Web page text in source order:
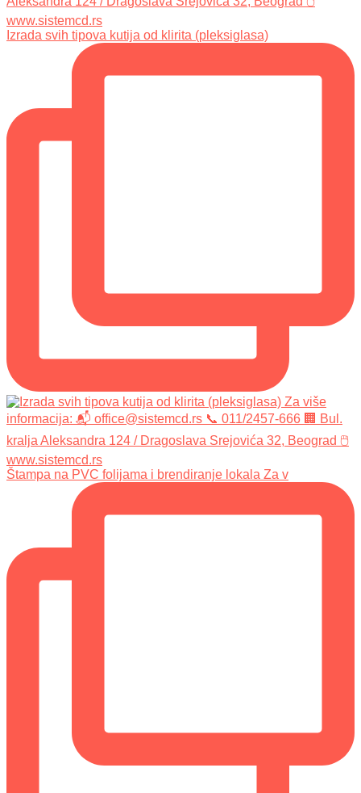
Izrada svih tipova kutija od klirita (pleksiglasa)
Štampa na PVC folijama i brendiranje lokala Za v